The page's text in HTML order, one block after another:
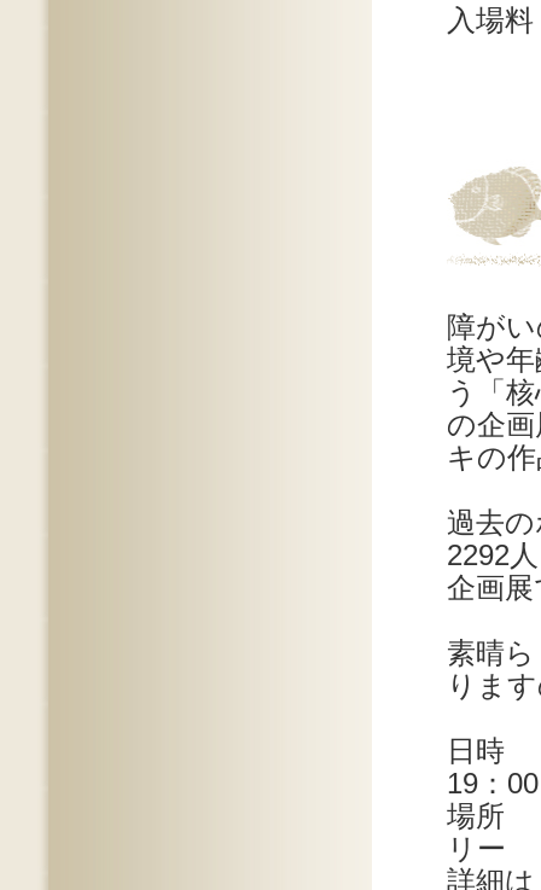
入場
障が
境や年
う「
の企
キの
過去
2292
企画
素晴
りま
日時
19：
場所
リー
詳細